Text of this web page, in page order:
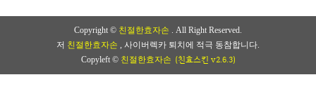
Copyright © 친절한효자손 . All Right Reserved.
저 친절한효자손 , 사이버렉카 퇴치에 적극 동참합니다.
Copyleft © 친절한효자손 (친효스킨 v2.6.3)